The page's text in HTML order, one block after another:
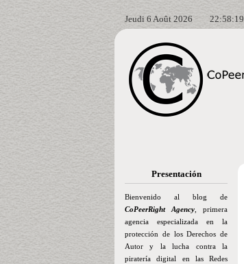
Jeudi 6 Août 2026 22:58:20
Presentación
Bienvenido al blog de
CoPeerRight Agency , primera
agencia especializada en la
protección de los Derechos de
Autor y la lucha contra la
piratería digital en las Redes